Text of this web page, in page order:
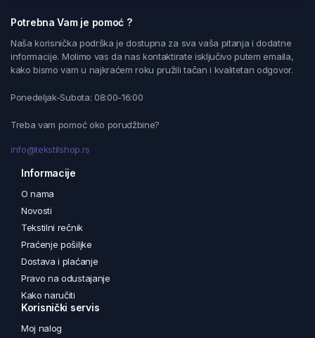
Potrebna Vam je pomoć ?
Naša korisnička podrška je dostupna za sva vaša pitanja i dodatne
informacije. Molimo vas da nas kontaktirate isključivo putem emaila,
kako bismo vam u najkraćem roku pružili tačan i kvalitetan odgovor.
Ponedeljak-Subota: 08:00-16:00
Treba vam pomoć oko porudžbine?
info@tekstilshop.rs
Informacije
O nama
Novosti
Tekstilni rečnik
Praćenje pošiljke
Dostava i plaćanje
Pravo na odustajanje
Kako naručiti
Korisnički servis
Moj nalog